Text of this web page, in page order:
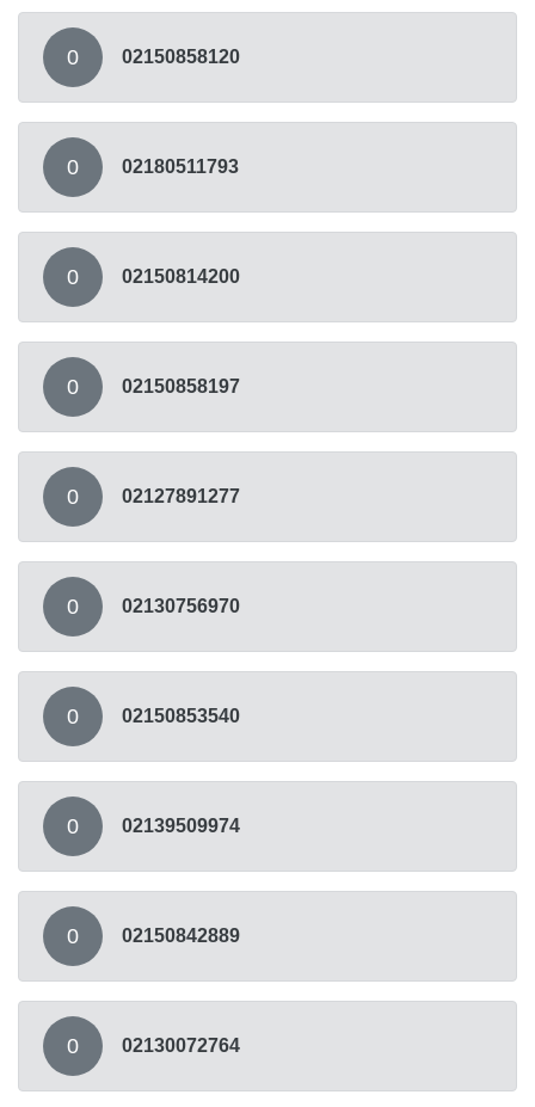
0 02150858120
0 02180511793
0 02150814200
0 02150858197
0 02127891277
0 02130756970
0 02150853540
0 02139509974
0 02150842889
0 02130072764